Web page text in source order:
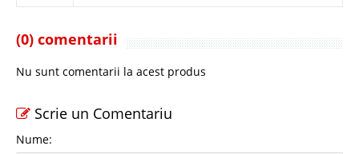
(0) comentarii
Nu sunt comentarii la acest produs
Scrie un Comentariu
Nume: